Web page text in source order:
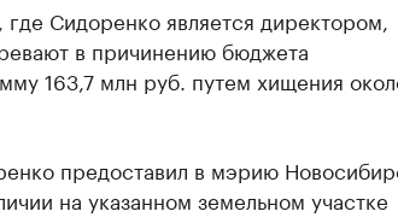
Сидоренко является директором,
в причинению бюджета
163,7 млн руб. путем хищения
предоставил в мэрию
на указанном земельном участке